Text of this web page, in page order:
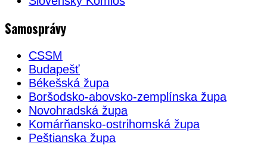
Samosprávy
CSSM
Budapešť
Békešská župa
Boršodsko-abovsko-zemplínska župa
Novohradská župa
Komárňansko-ostrihomská župa
Peštianska župa